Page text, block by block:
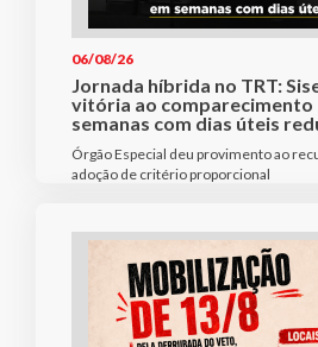
06/08/26
Jornada híbrida no TRT:
vitória ao comparecimento
semanas com dias úteis
Órgão Especial deu provimento ao
adoção de critério proporcional